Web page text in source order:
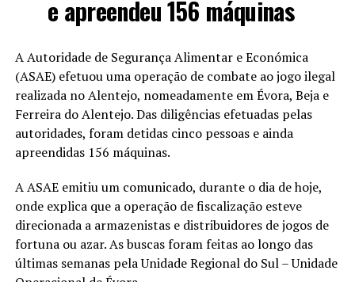
e apreendeu 156 máquinas
A Autoridade de Segurança Alimentar e Económica
(ASAE) efetuou uma operação de combate ao jogo ilegal
realizada no Alentejo, nomeadamente em Évora, Beja e
Ferreira do Alentejo. Das diligências efetuadas pelas
autoridades, foram detidas cinco pessoas e ainda
apreendidas 156 máquinas.
A ASAE emitiu um comunicado, durante o dia de hoje,
onde explica que a operação de fiscalização esteve
direcionada a armazenistas e distribuidores de jogos de
fortuna ou azar. As buscas foram feitas ao longo das
últimas semanas pela Unidade Regional do Sul – Unidade